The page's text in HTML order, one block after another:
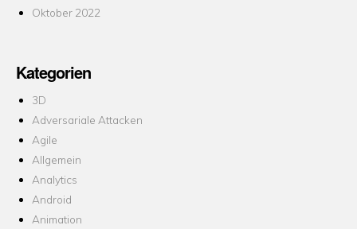
Oktober 2022
Kategorien
3D
Adversariale Attacken
Agile
Allgemein
Analytics
Android
Animation